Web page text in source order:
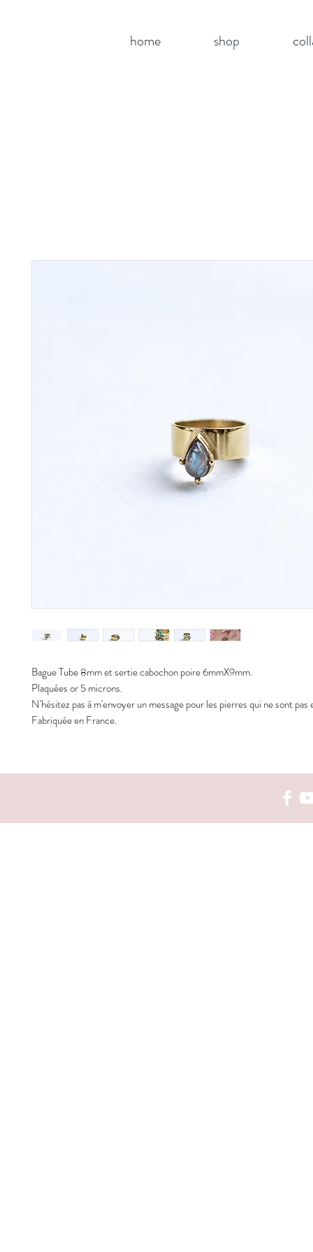
home shop
Bague Tube 8mm et sertie cabochon poire 6mmX9mm.
Plaquées or 5 microns.
N'hésitez pas à m'envoyer un message pour les pierres qui ne sont pas
Fabriquée en France.